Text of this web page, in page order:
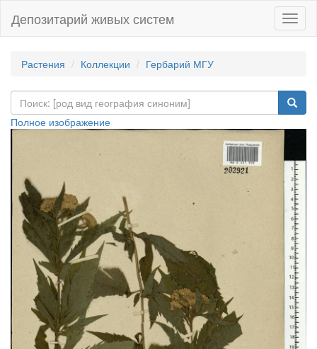
Депозитарий живых систем
Растения Коллекции Гербарий МГУ
Полное изображение